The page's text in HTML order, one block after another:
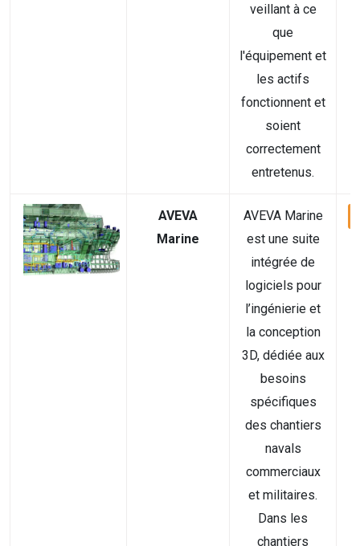
veillant à ce
que
l'équipement et
les actifs
fonctionnent et
soient
correctement
entretenus.
AVEVA
Marine
AVEVA Marine
est une suite
intégrée de
logiciels pour
l’ingénierie et
la conception
3D, dédiée aux
besoins
spécifiques
des chantiers
navals
commerciaux
et militaires.
Dans les
chantiers